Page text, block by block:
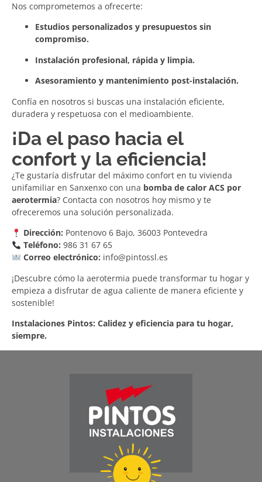
Nos comprometemos a ofrecerte:
Estudios personalizados y presupuestos sin
compromiso.
Instalación profesional, rápida y limpia.
Asesoramiento y mantenimiento post-instalación.
Confía en nosotros si buscas una instalación eficiente,
duradera y respetuosa con el medioambiente.
¡Da el paso hacia el
confort y la eficiencia!
¿Te gustaría disfrutar del máximo confort en tu vivienda
unifamiliar en Sanxenxo con una bomba de calor ACS por
aerotermia? Contacta con nosotros hoy mismo y te
ofreceremos una solución personalizada.
Dirección: Pontenovo 6 Bajo, 36003 Pontevedra
Teléfono: 986 31 67 65
Correo electrónico: info@pintossl.es
¡Descubre cómo la aerotermia puede transformar tu hogar y
empieza a disfrutar de agua caliente de manera eficiente y
sostenible!
Instalaciones Pintos: Calidez y eficiencia para tu hogar,
siempre.